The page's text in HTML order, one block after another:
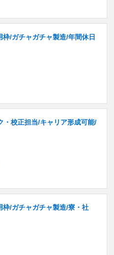
枠/ガチャガチャ製造/年間休日
・校正担当/キャリア形成可能/
枠/ガチャガチャ製造/寮・社